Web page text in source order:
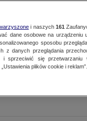
i naszych 161
dane osobowe na urządzeniu
sposobu
z danych przeglądania
i sprzeciwić się
plików cookie i reklam”.